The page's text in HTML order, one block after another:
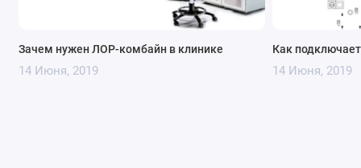
Зачем нужен ЛОР-комбайн в клинике
14 Июня, 2019
Как
14 Июня, 2019